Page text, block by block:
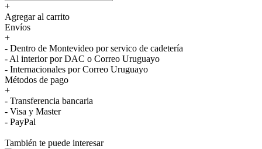
+
Agregar al carrito
Envíos
+
- Dentro de Montevideo por servico de cadetería
- Al interior por DAC o Correo Uruguayo
- Internacionales por Correo Uruguayo
Métodos de pago
+
- Transferencia bancaria
- Visa y Master
- PayPal
También te puede interesar